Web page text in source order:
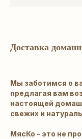
Доставка
Мы заботимся о
предлагая вам
настоящей
свежих и
МясКо - это не